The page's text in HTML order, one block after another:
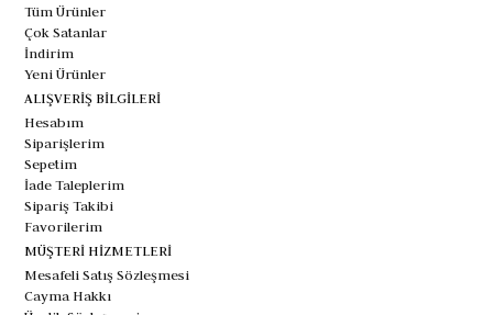
Tüm Ürünler
Çok Satanlar
İndirim
Yeni Ürünler
ALIŞVERİŞ BİLGİLERİ
Hesabım
Siparişlerim
Sepetim
İade Taleplerim
Sipariş Takibi
Favorilerim
MÜŞTERİ HİZMETLERİ
Mesafeli Satış Sözleşmesi
Cayma Hakkı